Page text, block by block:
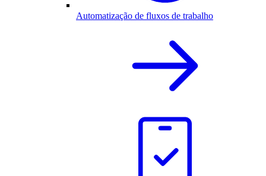
Automatização de fluxos de trabalho